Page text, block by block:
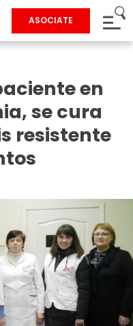
ASOCIATE
en
se cura
resistente